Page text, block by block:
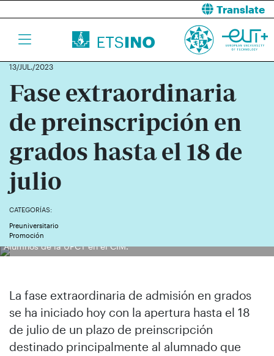
Translate
13/JUL./2023
Fase extraordinaria
de preinscripción en
grados hasta el 18 de
julio
CATEGORÍAS:
Preuniversitario
Promoción
Alumnos de la UPCT en el CIM.
La fase extraordinaria de admisión en grados
se ha iniciado hoy con la apertura hasta el 18
de julio de un plazo de preinscripción
destinado principalmente al alumnado que